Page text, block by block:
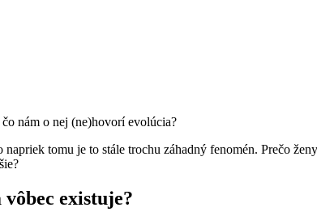
nám o nej (ne)hovorí evolúcia?
tomu je to stále trochu záhadný fenomén. Prečo
existuje?